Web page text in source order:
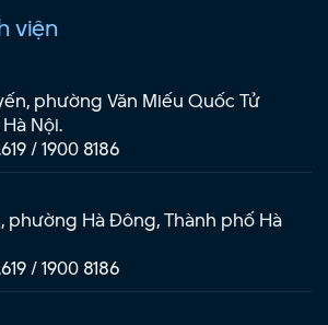
viện
phường Văn Miếu Quốc Tử
Nội.
/1900 8186
phường Hà Đông, Thành phố Hà
/1900 8186